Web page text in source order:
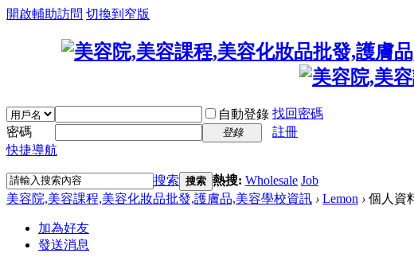
開啟輔助訪問 切換到窄版
自動登錄 找回密碼
密碼
登錄
註冊
快捷導航
搜索 搜索 熱搜: Wholesale Job
美容院,美容課程,美容化妝品批發,護膚品,美容學校資訊 › Lemon › 個人資
加為好友
發送消息